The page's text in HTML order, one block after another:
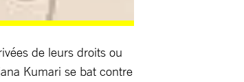
de leurs droits ou
Kumari se bat contre